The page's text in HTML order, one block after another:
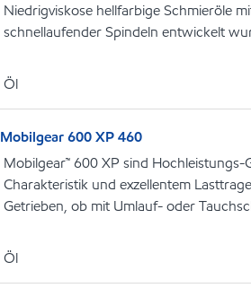
Niedrigviskose hellfarbige Schmieröle
schnellaufender Spindeln entwickelt
Öl
Mobilgear 600 XP 460
Mobilgear™ 600 XP sind
Charakteristik und exzellentem
Getrieben, ob mit Umlauf- oder
Öl